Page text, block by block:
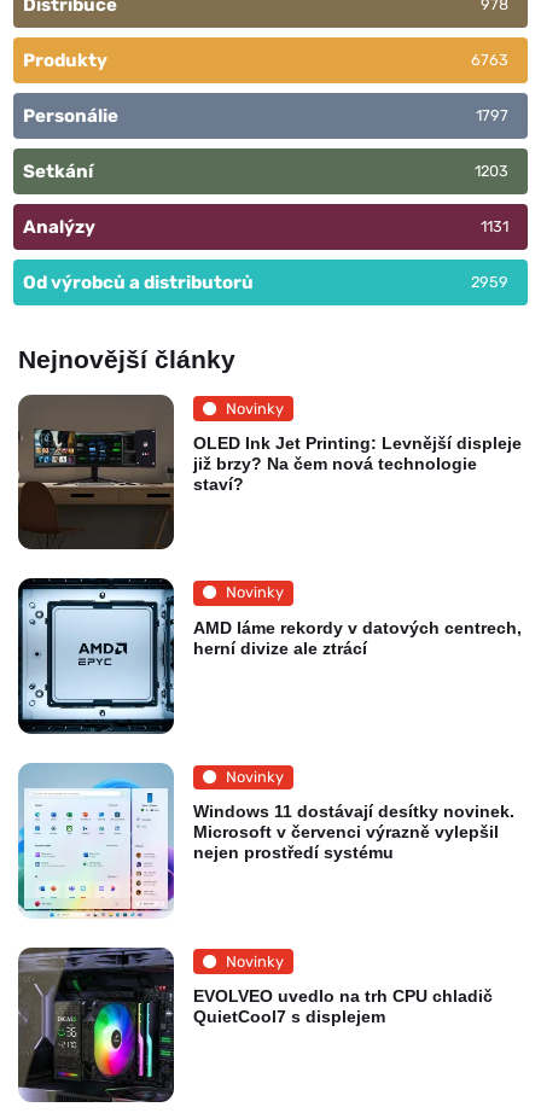
Distribuce 978
Produkty 6763
Personálie 1797
Setkání 1203
Analýzy 1131
Od výrobců a distributorů 2959
Nejnovější články
Novinky
OLED Ink Jet Printing: Levnější displeje
již brzy? Na čem nová technologie
staví?
Novinky
AMD láme rekordy v datových centrech,
herní divize ale ztrácí
Novinky
Windows 11 dostávají desítky novinek.
Microsoft v červenci výrazně vylepšil
nejen prostředí systému
Novinky
EVOLVEO uvedlo na trh CPU chladič
QuietCool7 s displejem